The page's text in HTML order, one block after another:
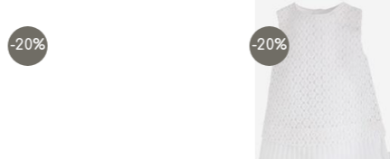
-20% -20%